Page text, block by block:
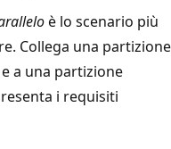
è lo scenario più
Collega una partizione
a una partizione
i requisiti